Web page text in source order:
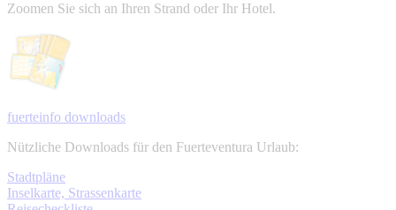
Zoomen Sie sich an Ihren Strand oder Ihr Hotel.
fuerteinfo downloads
Nützliche Downloads für den Fuerteventura Urlaub:
Stadtpläne
Inselkarte, Strassenkarte